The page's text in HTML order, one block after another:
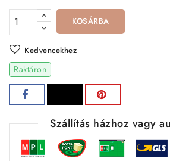
KOSÁRBA
Kedvencekhez
Raktáron
Szállítás házhoz vagy